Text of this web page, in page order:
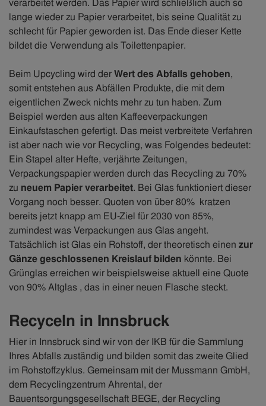
verarbeitet werden. Das Papier wird schließlich auch so
lange wieder zu Papier verarbeitet, bis seine Qualität zu
schlecht für Papier geworden ist. Das Ende dieser Kette
bildet die Verwendung als Toilettenpapier.
Beim Upcycling wird derWert des Abfalls gehoben,
somit entstehen aus Abfällen Produkte, die mit dem
eigentlichen Zweck nichts mehr zu tun haben. Zum
Beispiel werden aus alten Kaffeeverpackungen
Einkaufstaschen gefertigt. Das meist verbreitete Verfahren
ist aber nach wie vor Recycling, was Folgendes bedeutet:
Ein Stapel alter Hefte, verjährte Zeitungen,
Verpackungspapier werden durch das Recycling zu 70%
zu neuem Papier verarbeitet. Bei Glas funktioniert dieser
Vorgang noch besser. Quoten von über 80% kratzen
bereits jetzt knapp am EU-Ziel für 2030 von 85%,
zumindest was Verpackungen aus Glas angeht.
Tatsächlich ist Glas ein Rohstoff, der theoretisch einen zur
Gänze geschlossenen Kreislauf bilden könnte. Bei
Grünglas erreichen wir beispielsweise aktuell eine Quote
von 90% Altglas , das in einer neuen Flasche steckt.
Recyceln in Innsbruck
Hier in Innsbruck sind wir von der IKB für die Sammlung
Ihres Abfalls zuständig und bilden somit das zweite Glied
im Rohstoffzyklus. Gemeinsam mit der Mussmann GmbH,
dem Recyclingzentrum Ahrental, der
Bauentsorgungsgesellschaft BEGE, der Recycling